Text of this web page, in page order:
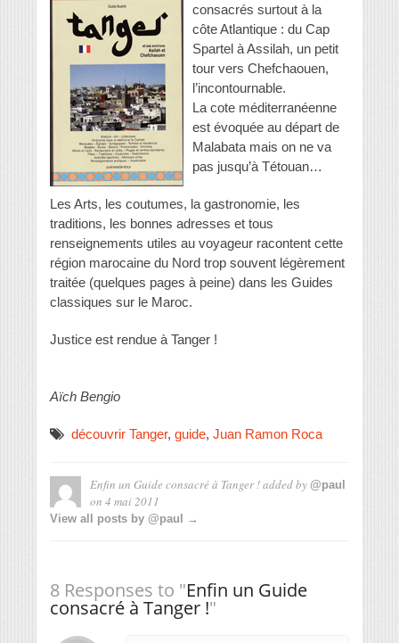
consacrés surtout à la
côte Atlantique : du Cap
Spartel à Assilah, un petit
tour vers Chefchaouen,
l’incontournable.
La cote méditerranéenne
est évoquée au départ de
Malabata mais on ne va
pas jusqu’à Tétouan…
Les Arts, les coutumes, la gastronomie, les
traditions, les bonnes adresses et tous
renseignements utiles au voyageur racontent cette
région marocaine du Nord trop souvent légèrement
traitée (quelques pages à peine) dans les Guides
classiques sur le Maroc.
Justice est rendue à Tanger !
Aïch Bengio
découvrir Tanger, guide, Juan Ramon Roca
Enfin un Guide consacré à Tanger !added by @paul
on 4 mai 2011
View all posts by @paul →
8 Responses to "Enfin un Guide
consacré à Tanger !"